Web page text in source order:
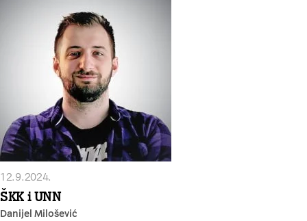
12.9.2024.
ŠKK i UNN
Danijel Milošević